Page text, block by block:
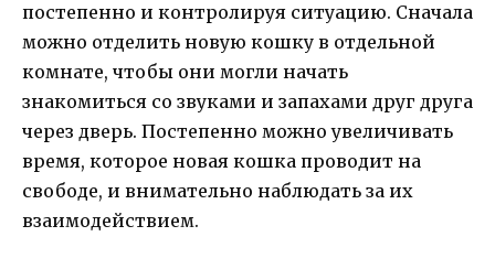
постепенно и контролируя ситуацию. Сначала
можно отделить новую кошку в отдельной
комнате, чтобы они могли начать
знакомиться со звуками и запахами друг друга
через дверь. Постепенно можно увеличивать
время, которое новая кошка проводит на
свободе, и внимательно наблюдать за их
взаимодействием.